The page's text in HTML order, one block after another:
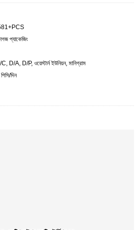
প্যাকেজিং
D/A, D/P, ওয়েস্টার্ন ইউনিয়ন, মানিগ্রাম
দিন